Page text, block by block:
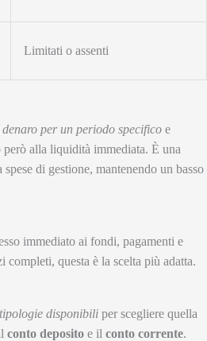
Limitati o assenti
denaro per un periodo specifico e
alla liquidità immediata. È una
spese di gestione, mantenendo un basso
immediato ai fondi, pagamenti e
questa è la scelta più adatta.
disponibili per scegliere quella
conto deposito e il conto corrente.